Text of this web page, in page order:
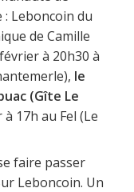
Leboncoin du
de Camille
à 20h30 à
le
(Gîte Le
17h au Fel (Le
faire passer
Leboncoin. Un